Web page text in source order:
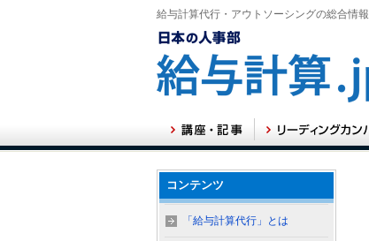
給与計算代行・アウトソーシングの総合情報
コンテンツ
「給与計算代行」とは